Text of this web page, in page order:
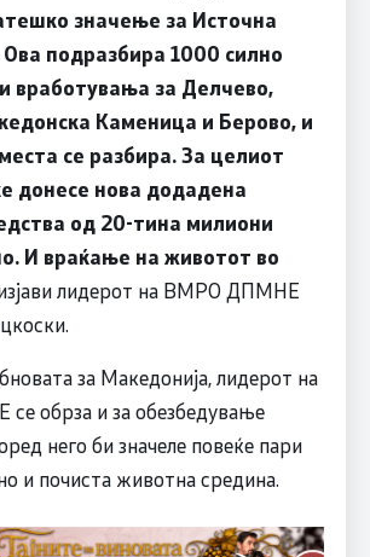
значење за Источна
подразбира 1000 силно
вработувања за Делчево,
Каменица и Берово, и
се разбира. За целиот
донесе нова додадена
од 20-тина милиони
И враќање на животот во
лидерот на ВМРО ДПМНЕ
за Македонија, лидерот на
обрза и за обезбедување
него би значеле повеќе пари
и почиста животна средина.